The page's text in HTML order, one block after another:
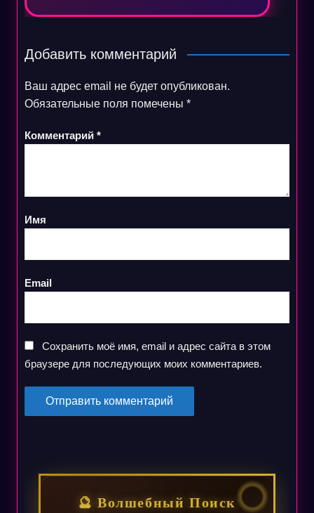
Добавить комментарий
Ваш адрес email не будет опубликован.
Обязательные поля помечены *
Комментарий *
Имя
Email
Сохранить моё имя, email и адрес сайта в этом
браузере для последующих моих комментариев.
🔮 Волшебный Поиск